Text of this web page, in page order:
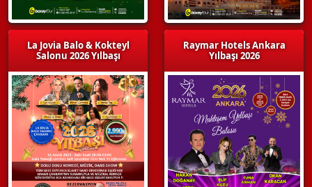
La Jovia Balo & Kokteyl
Salonu 2026 Yılbaşı
Raymar Hotels Ankara
Yılbaşı 2026